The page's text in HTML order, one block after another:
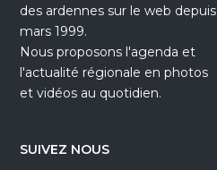
des ardennes sur le web depuis
mars 1999.
Nous proposons l'agenda et
l'actualité régionale en photos
et vidéos au quotidien.
SUIVEZ NOUS